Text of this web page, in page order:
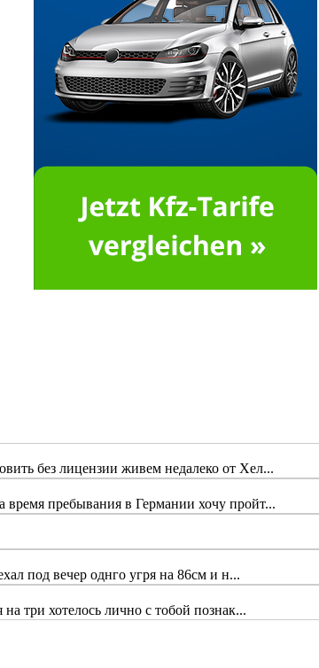
без лицензии живем недалеко от Хел...
пребывания в Германии хочу пройт...
под вечер однго угря на 86см и н...
три хотелось лично с тобой познак...